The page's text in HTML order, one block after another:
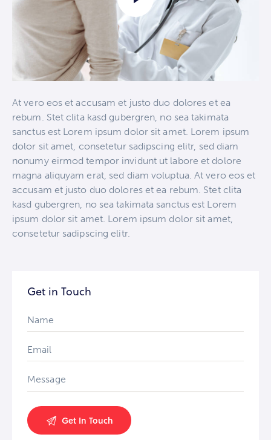
At vero eos et accusam et justo duo dolores et ea
rebum. Stet clita kasd gubergren, no sea takimata
sanctus est Lorem ipsum dolor sit amet. Lorem ipsum
dolor sit amet, consetetur sadipscing elitr, sed diam
nonumy eirmod tempor invidunt ut labore et dolore
magna aliquyam erat, sed diam voluptua. At vero eos et
accusam et justo duo dolores et ea rebum. Stet clita
kasd gubergren, no sea takimata sanctus est Lorem
ipsum dolor sit amet. Lorem ipsum dolor sit amet,
consetetur sadipscing elitr.
Get in Touch